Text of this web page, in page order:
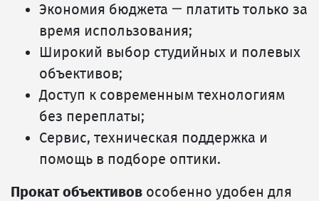
Экономия бюджета — платить только за
время использования;
Широкий выбор студийных и полевых
объективов;
Доступ к современным технологиям
без переплаты;
Сервис, техническая поддержка и
помощь в подборе оптики.
Прокат объективов особенно удобен для